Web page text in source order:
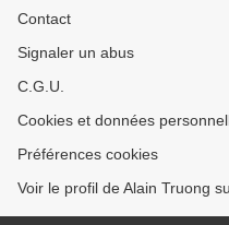
Contact
Signaler un abus
C.G.U.
Cookies et données
Préférences cookies
Voir le profil de Alain Truong